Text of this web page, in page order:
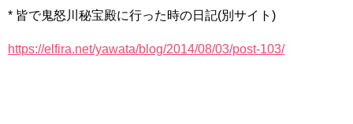
* 皆で鬼怒川秘宝殿に行った時の日記(別サイト)
https://elfira.net/yawata/blog/2014/08/03/post-103/